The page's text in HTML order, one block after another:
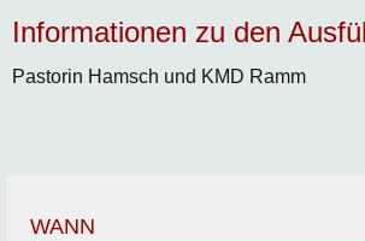
Informationen zu den
Pastorin Hamsch und KMD Ramm
WANN